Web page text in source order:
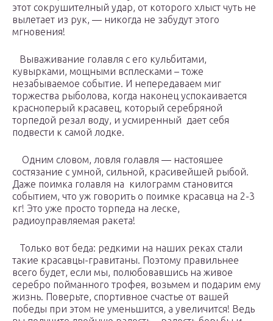
этот сокрушителный удар, от которого хлыст чуть не
вылетает из рук, — никогда не забудут этого
мгновения!
Вываживание голавля с его кульбитами,
кувырками, мощными всплесками – тоже
незабываемое событие. И непередаваем миг
торжества рыболова, когда наконец успокаивается
красноперый красавец, который серебряной
торпедой резал воду, и усмиренный дает себя
подвести к самой лодке.
Одним словом, ловля голавля — настояшее
состязание с умной, сильной, красивейшей рыбой.
Даже поимка голавля на килограмм становится
событием, что уж говорить о поимке красавца на 2-3
кг! Это уже просто торпеда на леске,
радиоуправляемая ракета!
Только вот беда: редкими на наших реках стали
такие красавцы-гравитаны. Поэтому правильнее
всего будет, если мы, полюбовавшись на живое
серебро пойманного трофея, возьмем и подарим ему
жизнь. Поверьте, спортивное счастье от вашей
победы при этом не уменьшится, а увеличится! Ведь